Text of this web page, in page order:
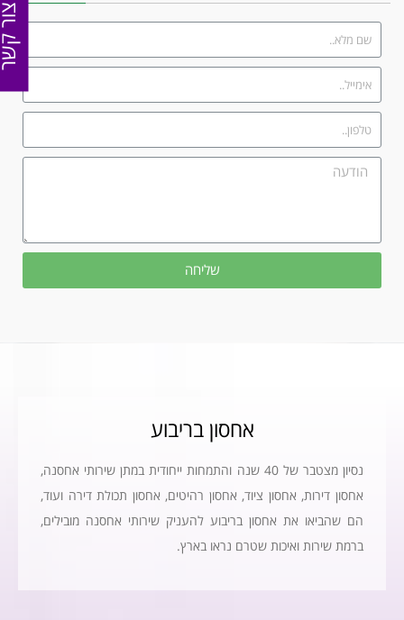
שליחה
אחסון בריבוע​
נסיון מצטבר של 40 שנה והתמחות ייחודית במתן שירותי אחסנה,
אחסון דירות, אחסון ציוד, אחסון רהיטים, אחסון תכולת דירה ועוד,
הם שהביאו את אחסון בריבוע להעניק שירותי אחסנה מובילים,
ברמת שירות ואיכות שטרם נראו בארץ.